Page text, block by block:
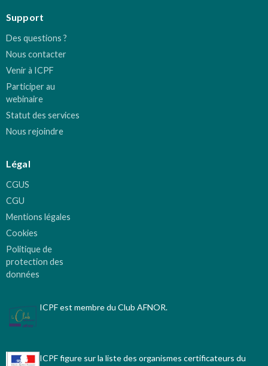
Support
Des questions ?
Nous contacter
Venir à ICPF
Participer au
webinaire
Statut des services
Nous rejoindre
Légal
CGUS
CGU
Mentions légales
Cookies
Politique de
protection des
données
ICPF est membre du Club AFNOR.
ICPF figure sur la liste des organismes certificateurs du